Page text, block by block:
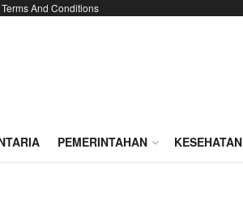
Terms And Conditions
PEMERINTAHAN KESEHATAN